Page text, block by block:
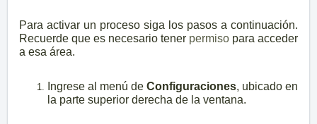
Para activar un proceso siga los pasos a continuación.
Recuerde que es necesario tener permiso para acceder
a esa área.
Ingrese al menú de Configuraciones, ubicado en
la parte superior derecha de la ventana.